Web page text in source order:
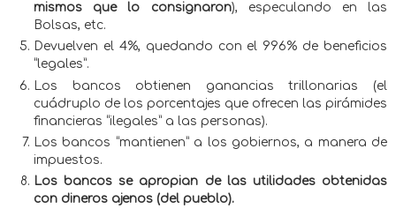
mismos que lo consignaron), especulando en las
Bolsas, etc.
Devuelven el 4%, quedando con el 996% de beneficios
“legales”.
Los bancos obtienen ganancias trillonarias (el
cuádruplo de los porcentajes que ofrecen las pirámides
financieras “ilegales” a las personas).
Los bancos “mantienen” a los gobiernos, a manera de
impuestos.
Los bancos se apropian de las utilidades obtenidas
con dineros ajenos (del pueblo).